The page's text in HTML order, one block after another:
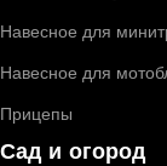
Навесное для
Навесное для
Прицепы
Сад и огород